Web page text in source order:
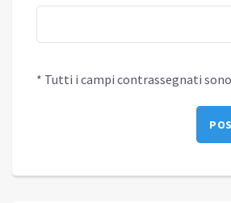
* Tutti i campi contrassegnati